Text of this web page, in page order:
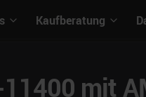
Kaufberatung
mit